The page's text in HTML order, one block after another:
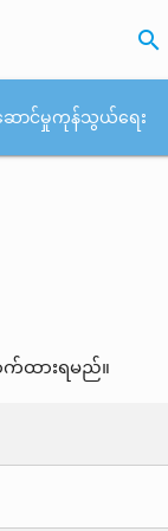
search
ောင်မှုကုန်သွယ်ရေး
က်ထားရမည်။